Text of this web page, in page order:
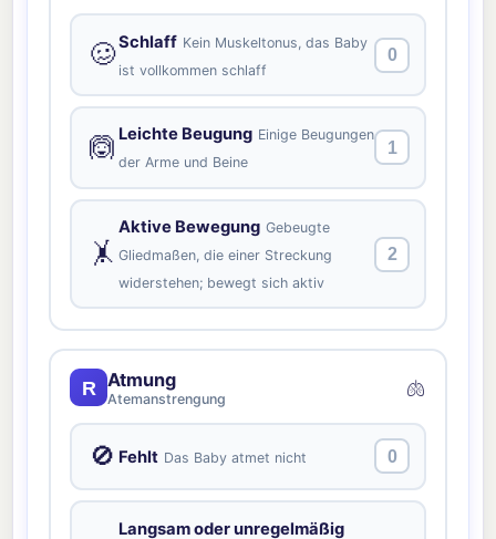
🥴Schlaff Kein Muskeltonus, das Baby
ist vollkommen schlaff
0
🙆 Leichte Beugung Einige Beugungen
der Arme und Beine
1
🤸
Aktive Bewegung Gebeugte
Gliedmaßen, die einer Streckung
widerstehen; bewegt sich aktiv
2
R Atmung
Atemanstrengung 🫁
🚫 Fehlt Das Baby atmet nicht 0
Langsam oder unregelmäßig